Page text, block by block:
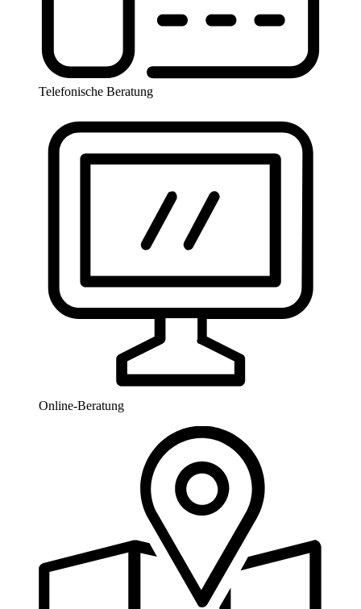
Telefonische Beratung
Online-Beratung